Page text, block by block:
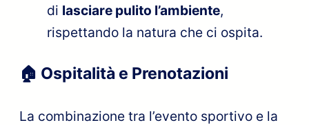
di lasciare pulito l’ambiente,
rispettando la natura che ci ospita.
🏠 Ospitalità e Prenotazioni
La combinazione tra l’evento sportivo e la